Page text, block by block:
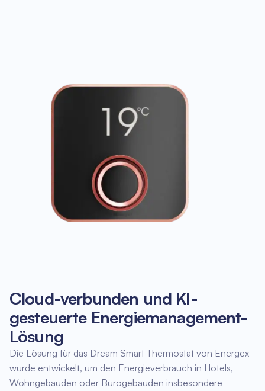
Cloud-verbunden und KI-
gesteuerte Energiemanagement-
Lösung
Die Lösung für das Dream Smart Thermostat von Energex
wurde entwickelt, um den Energieverbrauch in Hotels,
Wohngebäuden oder Bürogebäuden insbesondere